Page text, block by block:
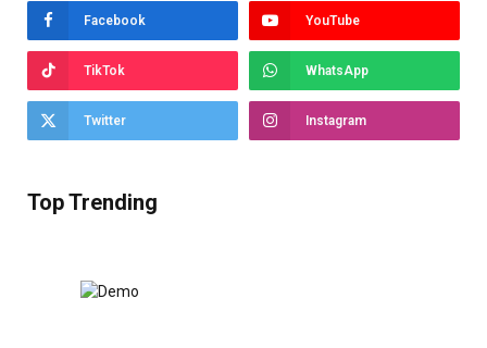
Facebook YouTube
TikTok WhatsApp
Twitter Instagram
Top Trending